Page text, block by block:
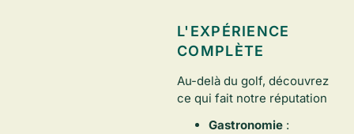
L'EXPÉRIENCE
COMPLÈTE
Au-delà du golf, découvrez
ce qui fait notre réputation
Gastronomie :